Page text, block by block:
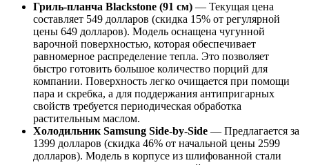
Гриль-планча Blackstone (91 см) — Текущая цена
составляет 549 долларов (скидка 15% от регулярной
цены 649 долларов). Модель оснащена чугунной
варочной поверхностью, которая обеспечивает
равномерное распределение тепла. Это позволяет
быстро готовить большое количество порций для
компании. Поверхность легко очищается при помощи
пара и скребка, а для поддержания антипригарных
свойств требуется периодическая обработка
растительным маслом.
Холодильник Samsung Side-by-Side — Предлагается за
1399 долларов (скидка 46% от начальной цены 2599
долларов). Модель в корпусе из шлифованной стали